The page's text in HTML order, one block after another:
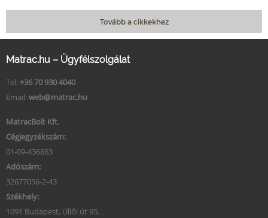
Tovább a cikkekhez
Matrac.hu – Ügyfélszolgálat
Tel: +36 70 930 4040
Email: web@matrac.hu
MatracBolt Kft.
Cégjegyzékszám:
01-09-436863
Adószám:
32677056-2-43
Székhely:
1091 Budapest, Üllői út 95.